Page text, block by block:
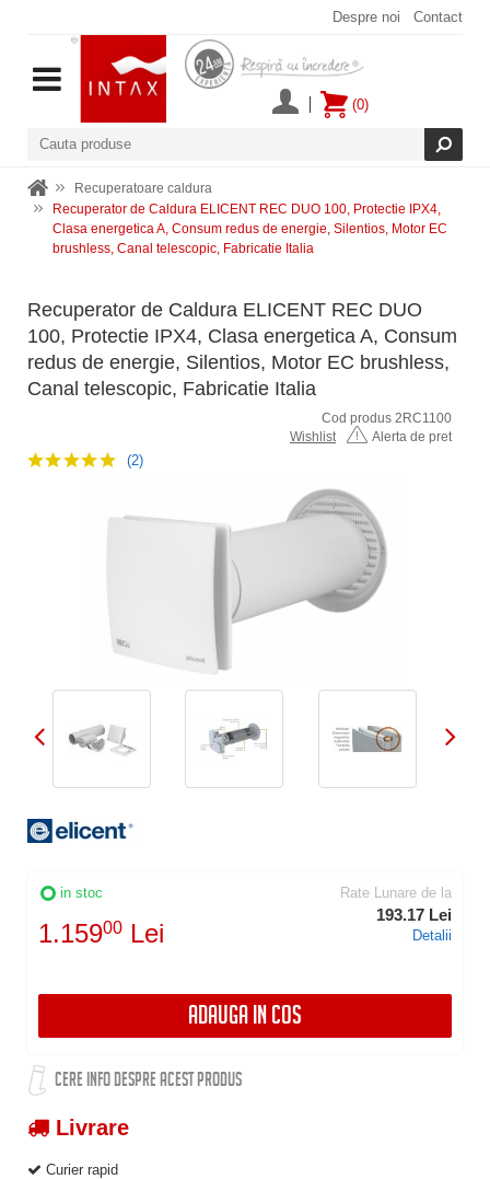
Despre noi Contact
(0)
Recuperatoare caldura
Recuperator de Caldura ELICENT REC DUO 100, Protectie IPX4,
Clasa energetica A, Consum redus de energie, Silentios, Motor EC
brushless, Canal telescopic, Fabricatie Italia
Recuperator de Caldura ELICENT REC DUO
100, Protectie IPX4, Clasa energetica A, Consum
redus de energie, Silentios, Motor EC brushless,
Canal telescopic, Fabricatie Italia
Cod produs 2RC1100
Wishlist
Alerta de pret
(2)
in stoc
1.15900 Lei
Rate Lunare de la
193.17 Lei
Detalii
ADAUGA IN COS
CERE INFO DESPRE ACEST PRODUS
Livrare
Curier rapid